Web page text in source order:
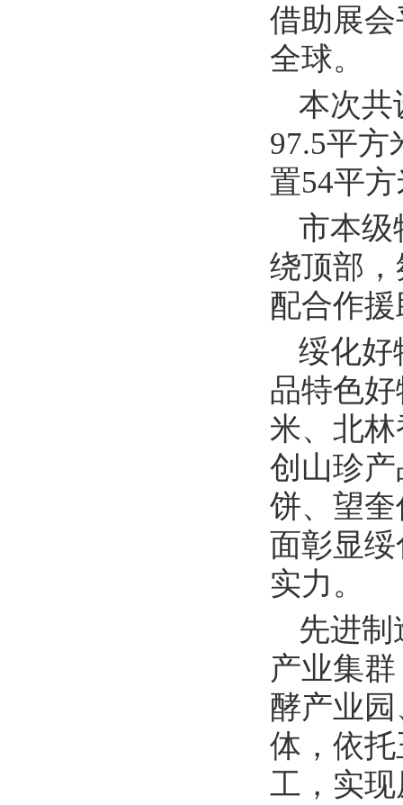
借助展
全球。
本次共
97.5平
置54平
市本级
绕顶部
配合作
绥化好
品特色
米、北
创山珍
饼、望
面彰显
实力。
先进
产业集
酵产业
体，依
工，实